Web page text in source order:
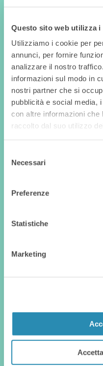
Questo sito web utilizza i
Utilizziamo i cookie per
annunci, per fornire
analizzare il nostro
informazioni sul modo in
nostri partner che si
pubblicità e social media,
con altre informazioni che
raccolto dal suo utilizzo
delNecessari
Preferenze
Statistiche
Marketing
futuro delle
imprese